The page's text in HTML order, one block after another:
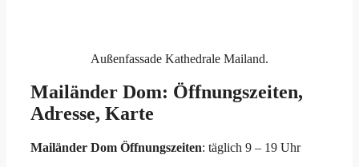
Außenfassade Kathedrale Mailand.
Mailänder Dom: Öffnungszeiten,
Adresse, Karte
Mailänder Dom Öffnungszeiten: täglich 9 – 19 Uhr